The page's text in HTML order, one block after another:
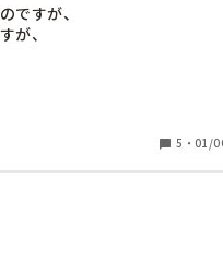
ですが、
が、
すが、
ただきたい
いとダメ
5 ・ 01/